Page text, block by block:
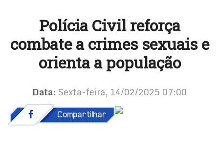
Polícia Civil reforça
combate a crimes sexuais e
orienta a população
Data: Sexta-feira, 14/02/2025 07:00